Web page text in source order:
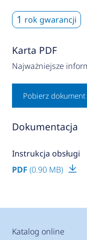
1 rok gwarancji
Karta PDF
Najważniejsze
Pobierz dokument
Dokumentacja
Instrukcja obsługi
PDF (0.90 MB)
Katalog online